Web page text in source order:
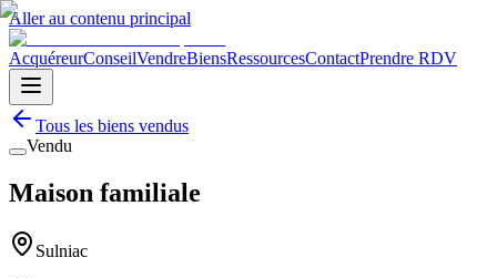
Aller au contenu principal
AcquéreurConseilVendreBiensRessourcesContactPrendre RDV
Tous les biens vendus
Vendu
Maison familiale
Sulniac